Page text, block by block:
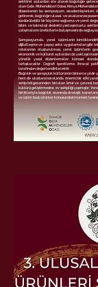
sektörel açılardan ele alarak bağcılığın
alan Gıda Mühendisleri Odası, Kimya
düzenlenen bu sempozyum, akademisyenleri,
getirerek, bağcılığın ulusal ve uluslararası
sürdürülebilir bir büyüme sağlama ve yerel
bilim ve teknoloji destekli yaklaşımlarla
çalışmaların üreticilerle buluşmasını da
Sempozyumda, yerel üzümlerin
dijitalleşme ve yapay zekâ uygulamaları gibi
rotalarının oluşturulması, yerel üzümlerin
ekonomik ve kültürel açılardan da
yönelik yasal düzenlemeler, küresel
tartışılacaktır. Coğrafi işaretleme, ihracat
tarafından değerlendirilecektir.
Bağcılık ve şarapçılık kültürünün binlerce
hem de uluslararası alanda önemli bir etki
sahip bölgelerinden biri olan İzmir ve çevresi,
kültürü geliştirmesine ev sahipliği yapmıştır.
birlikleriyle bağcılık alanında stratejik kararların
ve üzüm bazlı ürünler konusundaki küresel